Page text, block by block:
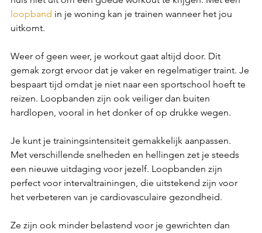
loopband in je woning kan je trainen wanneer het jou
uitkomt.
Weer of geen weer, je workout gaat altijd door. Dit
gemak zorgt ervoor dat je vaker en regelmatiger traint. Je
bespaart tijd omdat je niet naar een sportschool hoeft te
reizen. Loopbanden zijn ook veiliger dan buiten
hardlopen, vooral in het donker of op drukke wegen.
Je kunt je trainingsintensiteit gemakkelijk aanpassen.
Met verschillende snelheden en hellingen zet je steeds
een nieuwe uitdaging voor jezelf. Loopbanden zijn
perfect voor intervaltrainingen, die uitstekend zijn voor
het verbeteren van je cardiovasculaire gezondheid.
Ze zijn ook minder belastend voor je gewrichten dan